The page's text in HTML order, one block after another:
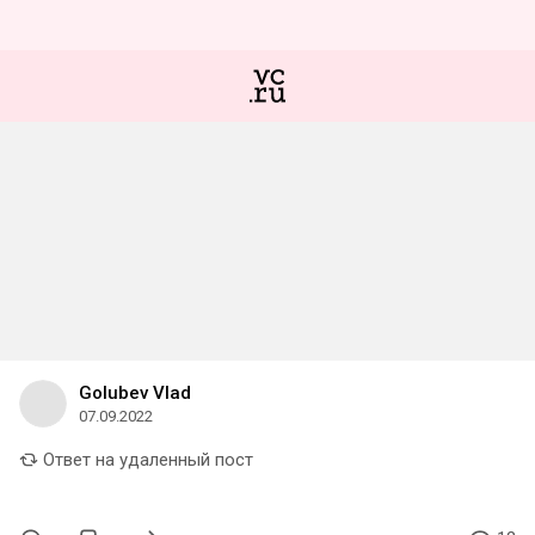
Golubev Vlad
07.09.2022
Ответ на удаленный пост